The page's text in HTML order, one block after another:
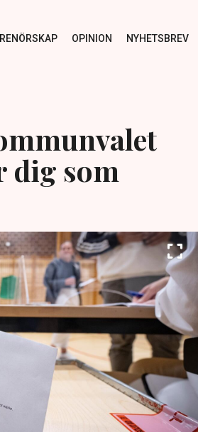
OPINION NYHETSBREV
dig som